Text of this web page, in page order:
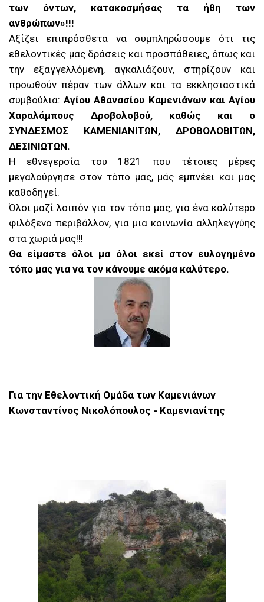
των όντων, κατακοσμήσας τα ήθη των
ανθρώπων»!!!
Αξίζει επιπρόσθετα να συμπληρώσουμε ότι τις
εθελοντικές μας δράσεις και προσπάθειες, όπως και
την εξαγγελλόμενη, αγκαλιάζουν, στηρίζουν και
προωθούν πέραν των άλλων και τα εκκλησιαστικά
συμβούλια:Αγίου Αθανασίου Καμενιάνων και Αγίου
Χαραλάμπους Δροβολοβού, καθώς και ο
ΣΥΝΔΕΣΜΟΣ ΚΑΜΕΝΙΑΝΙΤΩΝ, ΔΡΟΒΟΛΟΒΙΤΩΝ,
ΔΕΣΙΝΙΩΤΩΝ.
Η εθνεγερσία του 1821 που τέτοιες μέρες
μεγαλούργησε στον τόπο μας, μάς εμπνέει και μας
καθοδηγεί.
Όλοι μαζί λοιπόν για τον τόπο μας, για ένα καλύτερο
φιλόξενο περιβάλλον, για μια κοινωνία αλληλεγγύης
στα χωριά μας!!!
Θα είμαστε όλοι μα όλοι εκεί στον ευλογημένο
τόπο μας για να τον κάνουμε ακόμα καλύτερο.
Για την Εθελοντική Ομάδα των Καμενιάνων
Κωνσταντίνος Νικολόπουλος - Καμενιανίτης